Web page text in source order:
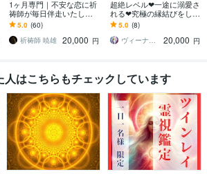
1ヶ月専門｜不安な恋に祈
祷師が毎日伴走いたしま
す 復縁／片思い／複雑愛
／ 恋愛、それ以外のご相
談も全て
5.0 (60)
祈祷師 暁雄 20,000 円
超絶レベル❤一途に溺愛さ
れる❤究極の縁結びをしま
す 片思い・複雑・秘密・
進展しない関係・音信不
通❤求愛されたい方
5.0 (8)
ヴィーナス☆パワー
20,000 円
人はこちらもチェックしています